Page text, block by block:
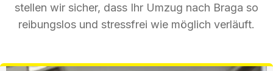
stellen wir sicher, dass Ihr Umzug nach Braga so
reibungslos und stressfrei wie möglich verläuft.